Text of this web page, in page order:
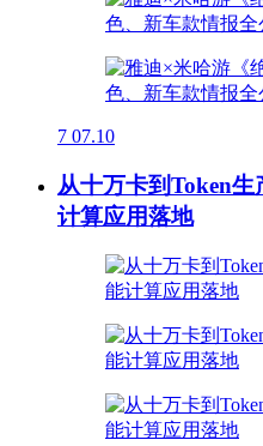
7 07.10
从十万卡到Token
计算应用落地